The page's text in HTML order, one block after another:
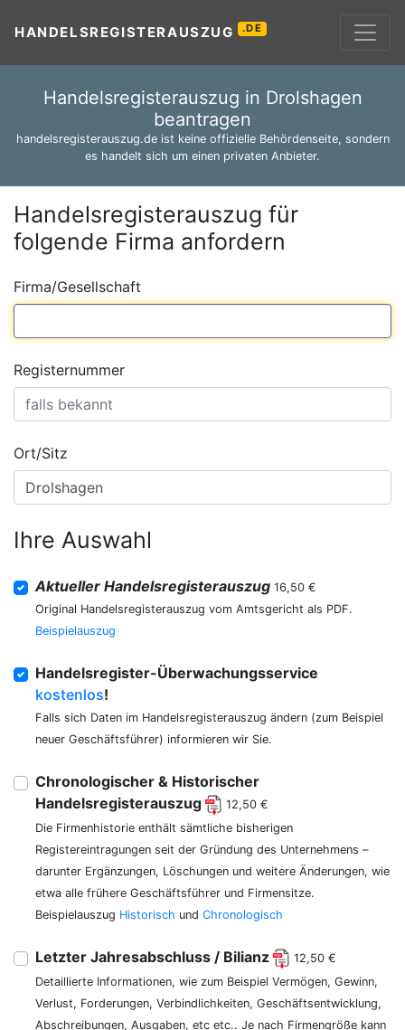
HANDELSREGISTERAUSZUG .DE
Handelsregisterauszug in Drolshagen
beantragen
handelsregisterauszug.de ist keine offizielle Behördenseite, sondern
es handelt sich um einen privaten Anbieter.
Handelsregisterauszug für
folgende Firma anfordern
Firma/Gesellschaft
Registernummer
Ort/Sitz
Ihre Auswahl
Aktueller Handelsregisterauszug 16,50 €
Original Handelsregisterauszug vom Amtsgericht als PDF.
Beispielauszug
Handelsregister-Überwachungsservice
kostenlos!
Falls sich Daten im Handelsregisterauszug ändern (zum Beispiel
neuer Geschäftsführer) informieren wir Sie.
Chronologischer & Historischer
Handelsregisterauszug
12,50 €
Die Firmenhistorie enthält sämtliche bisherigen
Registereintragungen seit der Gründung des Unternehmens –
darunter Ergänzungen, Löschungen und weitere Änderungen, wie
etwa alle frühere Geschäftsführer und Firmensitze.
Beispielauszug Historisch und Chronologisch
Letzter Jahresabschluss / Bilianz
12,50 €
Detaillierte Informationen, wie zum Beispiel Vermögen, Gewinn,
Verlust, Forderungen, Verbindlichkeiten, Geschäftsentwicklung,
Abschreibungen, Ausgaben, etc etc.. Je nach Firmengröße kann